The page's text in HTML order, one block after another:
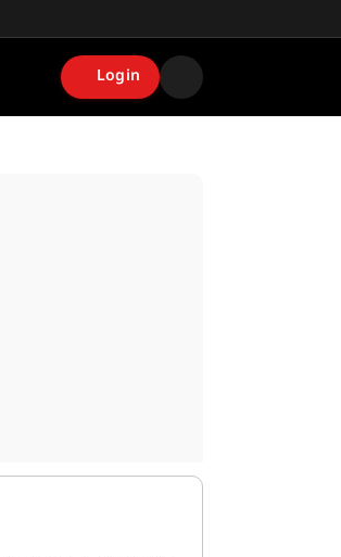
Login